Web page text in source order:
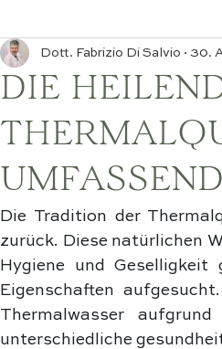
DIE
Dott. Fabrizio Di Salvio 30.
Die Tradition der
zurück. Diese natürlichen
Hygiene und
Eigenschaften
Thermalwasser
unterschiedliche